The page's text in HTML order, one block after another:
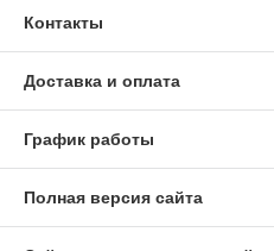
Контакты
Доставка и оплата
График работы
Полная версия сайта